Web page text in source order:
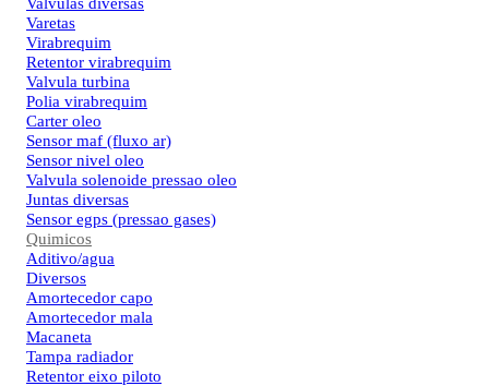
Valvulas diversas
Varetas
Virabrequim
Retentor virabrequim
Valvula turbina
Polia virabrequim
Carter oleo
Sensor maf (fluxo ar)
Sensor nivel oleo
Valvula solenoide pressao oleo
Juntas diversas
Sensor egps (pressao gases)
Quimicos
Aditivo/agua
Diversos
Amortecedor capo
Amortecedor mala
Macaneta
Tampa radiador
Retentor eixo piloto